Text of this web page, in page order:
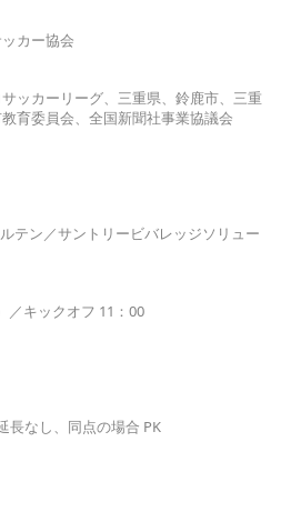
カー協会
ッカーリーグ、三重県、鈴鹿市、三重
育委員会、全国新聞社事業協議会
テン／サントリービバレッジソリュー
／キックオフ 11：00
長なし、同点の場合 PK